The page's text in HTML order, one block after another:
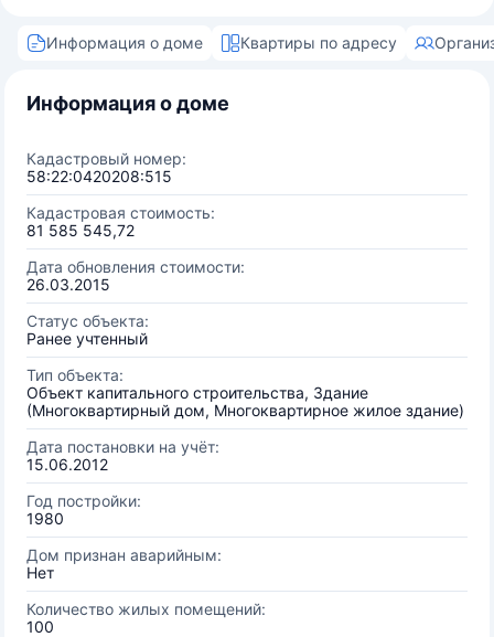
Информация о доме Квартиры по адресу
Информация о доме
Кадастровый номер:
58:22:0420208:515
Кадастровая стоимость:
81 585 545,72
Дата обновления стоимости:
26.03.2015
Статус объекта:
Ранее учтенный
Тип объекта:
Объект капитального строительства, Здание
(Многоквартирный дом, Многоквартирное жилое здание)
Дата постановки на учёт:
15.06.2012
Год постройки:
1980
Дом признан аварийным:
Нет
Количество жилых помещений:
100